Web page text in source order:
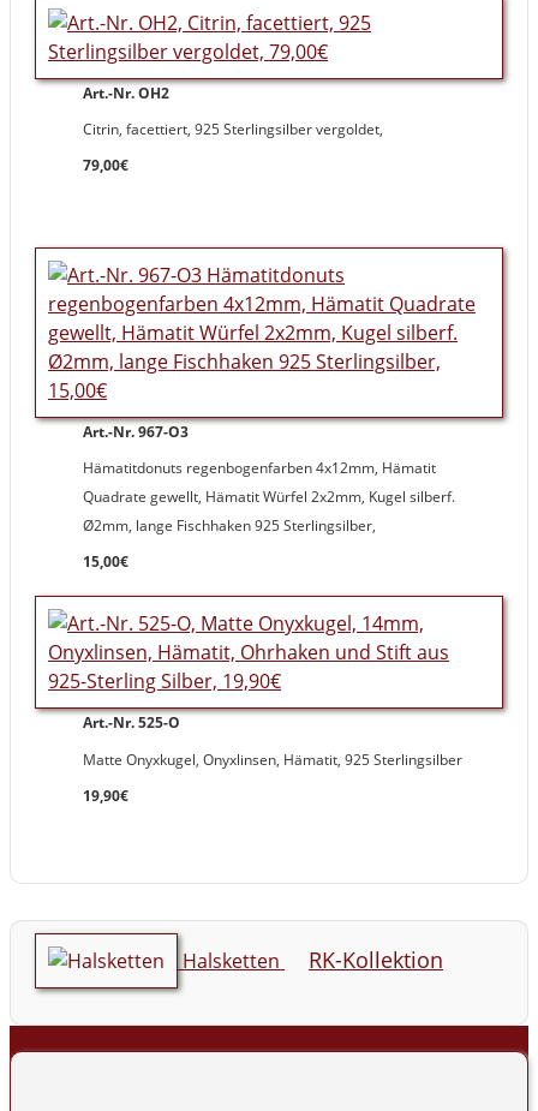
Art.-Nr. OH2
Citrin, facettiert, 925 Sterlingsilber vergoldet,
79,00€
Art.-Nr. 967-O3
Hämatitdonuts regenbogenfarben 4x12mm, Hämatit
Quadrate gewellt, Hämatit Würfel 2x2mm, Kugel silberf.
Ø2mm, lange Fischhaken 925 Sterlingsilber,
15,00€
Art.-Nr. 525-O
Matte Onyxkugel, Onyxlinsen, Hämatit, 925 Sterlingsilber
19,90€
Halsketten RK-Kollektion